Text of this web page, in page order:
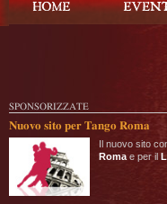
SPONSORIZZATE
Nuovo sito per Tango Roma
Il nuovo sito
Roma e per il